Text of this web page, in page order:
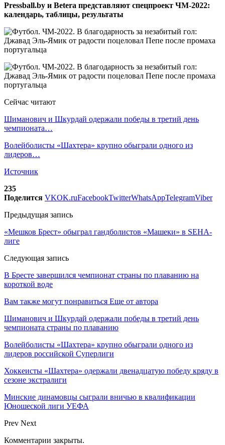
Pressball.by и Betera представляют спецпроект ЧМ-2022:
календарь, таблицы, результаты
Сейчас читают
Шиманович и Шкурдай одержали победы в третий день
чемпионата…
Волейболисты «Шахтера» крупно обыграли одного из
лидеров…
Источник
235
Поделится VKOK.ruFacebookTwitterWhatsAppTelegramViber
Предыдущая запись
«Мешков Брест» обыграл гандболистов «Машеки» в SEHA-
лиге
Следующая запись
В Бресте завершился чемпионат страны по плаванию на
короткой воде
Вам также могут понравиться Еще от автора
Шиманович и Шкурдай одержали победы в третий день
чемпионата страны по плаванию
Волейболисты «Шахтера» крупно обыграли одного из
лидеров российской Суперлиги
Хоккеисты «Шахтера» одержали двенадцатую победу кряду в
сезоне экстралиги
Минские динамовцы сыграли вничью в квалификации
Юношеской лиги УЕФА
Prev Next
Комментарии закрыты.